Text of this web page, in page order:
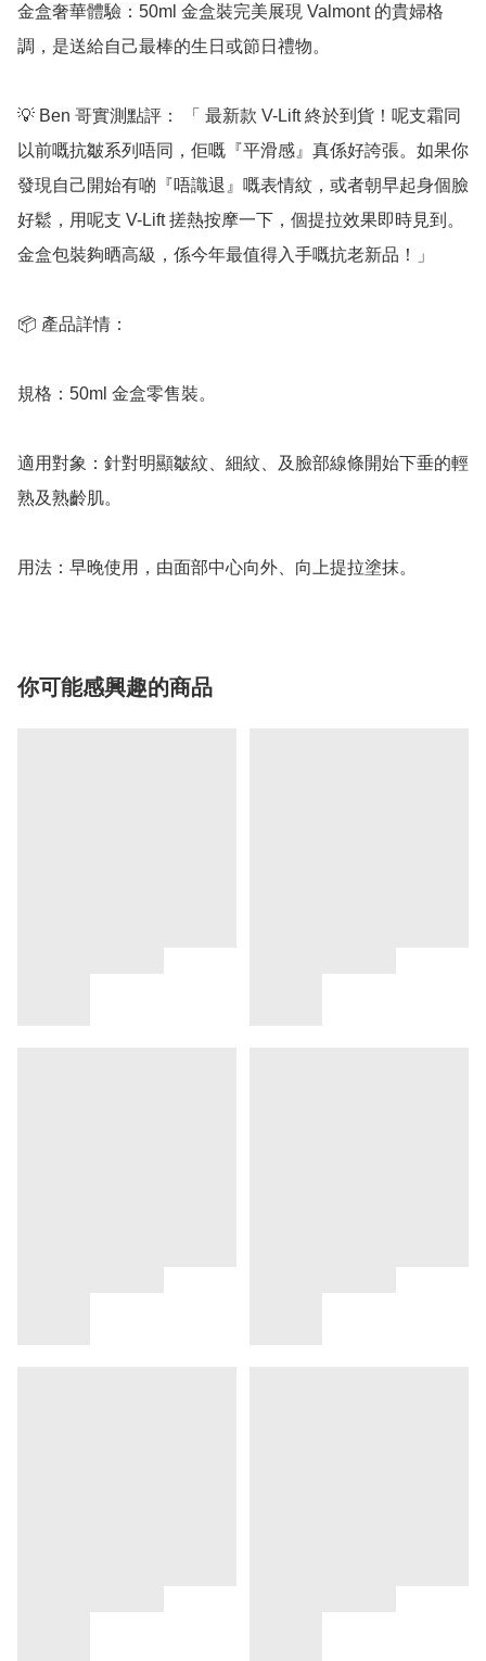
金盒奢華體驗：50ml 金盒裝完美展現 Valmont 的貴婦格
調，是送給自己最棒的生日或節日禮物。
💡 Ben 哥實測點評： 「 最新款 V-Lift 終於到貨！呢支霜同
以前嘅抗皺系列唔同，佢嘅『平滑感』真係好誇張。如果你
發現自己開始有啲『唔識退』嘅表情紋，或者朝早起身個臉
好鬆，用呢支 V-Lift 搓熱按摩一下，個提拉效果即時見到。
金盒包裝夠晒高級，係今年最值得入手嘅抗老新品！」
📦 產品詳情：
規格：50ml 金盒零售裝。
適用對象：針對明顯皺紋、細紋、及臉部線條開始下垂的輕
熟及熟齡肌。
用法：早晚使用，由面部中心向外、向上提拉塗抹。
你可能感興趣的商品